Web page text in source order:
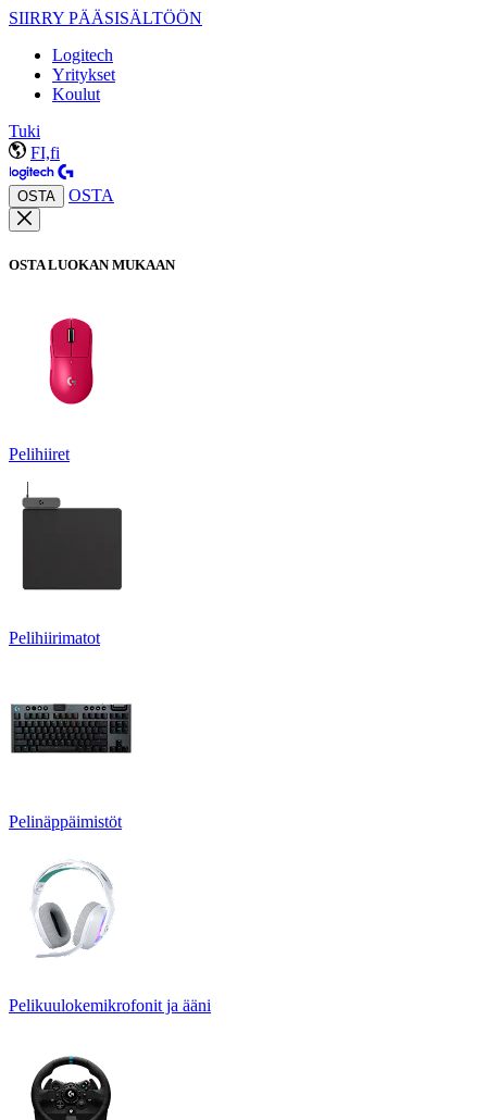
SIIRRY PÄÄSISÄLTÖÖN
Logitech
Yritykset
Koulut
Tuki
FI,fi
OSTA OSTA
OSTA LUOKAN MUKAAN
Pelihiiret
Pelihiirimatot
Pelinäppäimistöt
Pelikuulokemikrofonit ja ääni